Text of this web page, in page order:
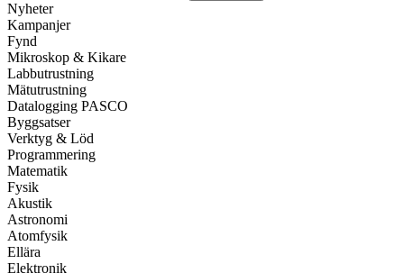
Nyheter
Kampanjer
Fynd
Mikroskop & Kikare
Labbutrustning
Mätutrustning
Datalogging PASCO
Byggsatser
Verktyg & Löd
Programmering
Matematik
Fysik
Akustik
Astronomi
Atomfysik
Ellära
Elektronik